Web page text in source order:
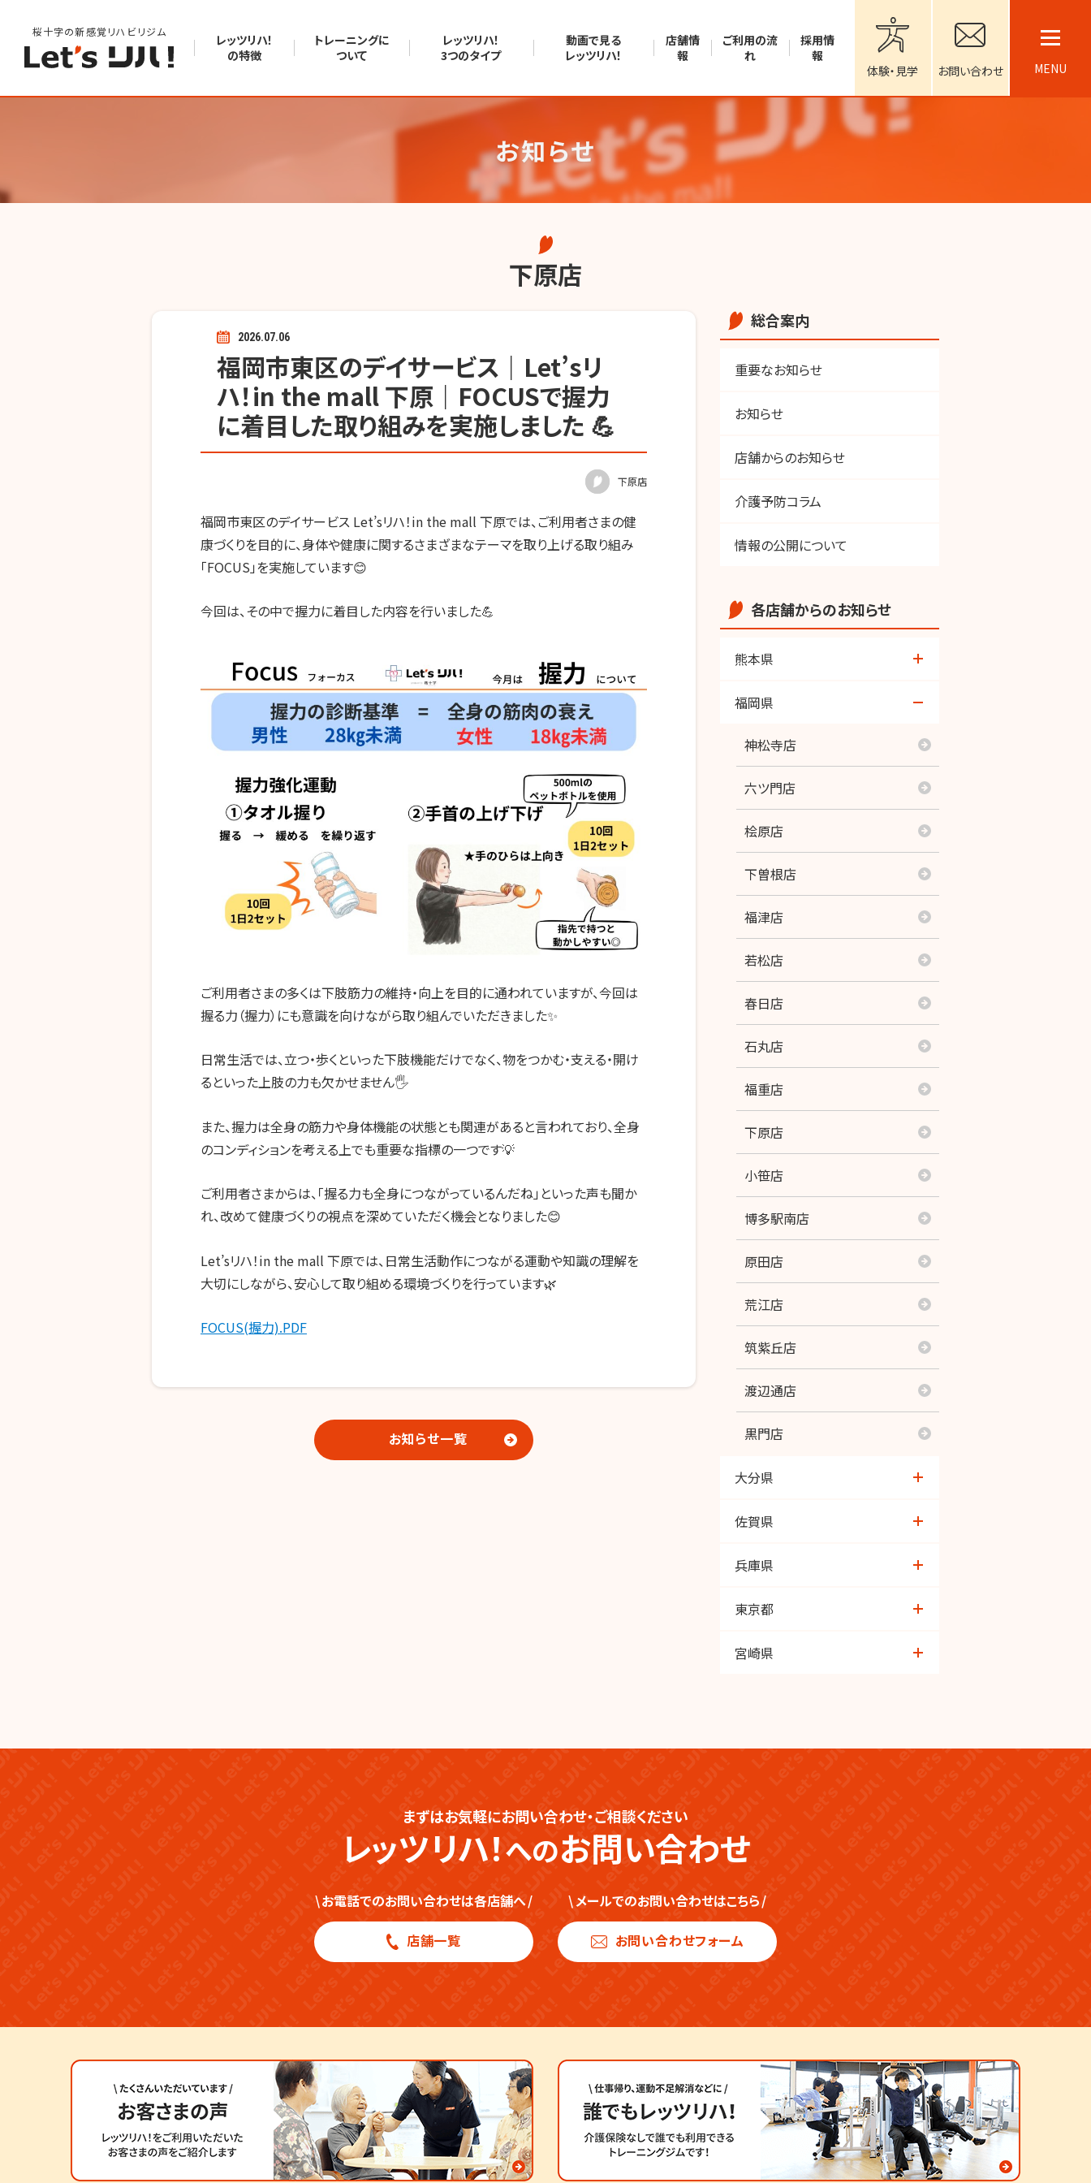
MENU
桜十字の新感覚リハビリジム
レッツリハ！
の特徴
トレーニングに
ついて
レッツリハ！
3つのタイプ
動画で見る
レッツリハ！
店舗情
報
ご利用の流
れ
採用情
報
体験・見学
お問い合わせ
お知らせ
下原店
2026.07.06
福岡市東区のデイサービス｜Let’sリ
ハ！in the mall 下原｜FOCUSで握力
に着目した取り組みを実施しました 💪
下原店
福岡市東区のデイサービス Let’sリハ！in the mall 下原では、ご利用者さまの健
康づくりを目的に、身体や健康に関するさまざまなテーマを取り上げる取り組み
「FOCUS 」を実施しています😊
今回は、その中で握力に着目した内容を行いました💪
ご利用者さまの多くは下肢筋力の維持・向上を目的に通われていますが、今回は
握る力（握力）にも意識を向けながら取り組んでいただきました✨
日常生活では、立つ・歩くといった下肢機能だけでなく、物をつかむ・支える・開け
るといった上肢の力も欠かせません🖐️
また、握力は全身の筋力や身体機能の状態とも関連があると言われており、全身
のコンディションを考える上でも重要な指標の一つです💡
ご利用者さまからは、「握る力も全身につながっているんだね」といった声も聞か
れ、改めて健康づくりの視点を深めていただく機会となりました😊
Let’sリハ！in the mall 下原では、日常生活動作につながる運動や知識の理解を
大切にしながら、安心して取り組める環境づくりを行っています🌿
FOCUS(握力).PDF
お知らせ一覧
総合案内
重要なお知らせ
お知らせ
店舗からのお知らせ
介護予防コラム
情報の公開について
各店舗からのお知らせ
熊本県
荒尾店
玉名築地店
御代志店
四方寄店
光の森店
熊本北店
九品寺店
熊本中央店
はません店
富合店
近見店
サンピアン店
健軍店
シュロアモール長嶺店
若葉店
Let’s ヴォルリハ！ 熊本駅店
イオンモール熊本店
八代南店
ゆめタウン八代店
八代高田店
福岡県
神松寺店
六ツ門店
桧原店
下曽根店
福津店
若松店
春日店
石丸店
福重店
下原店
小笹店
博多駅南店
原田店
荒江店
筑紫丘店
渡辺通店
黒門店
大分県
大在店
トキハ医大前店
わさだ店
桃園店
佐賀県
鳥栖店
佐賀大和店
兵庫県
芦屋
東京都
谷中言問
宮崎県
まずはお気軽にお問い合わせ・ご相談ください
レッツリハ！へのお問い合わせ
\お電話でのお問い合わせは各店舗へ/
店舗一覧
\メールでのお問い合わせはこちら/
お問い合わせフォーム